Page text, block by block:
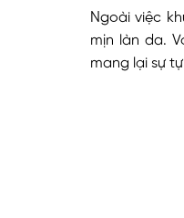
Ngoài việc
mịn làn da.
mang lại sự